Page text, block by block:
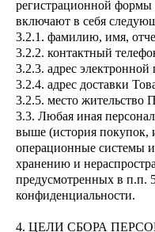
регистрационной формы
включают в себя
3.2.1. фамилию, имя,
3.2.2. контактный
3.2.3. адрес
3.2.4. адрес доставки
3.2.5. место жительство
3.3. Любая иная
выше (история покупок,
операционные системы
хранению и
предусмотренных в п.п.
конфиденциальности.
4. ЦЕЛИ СБОРА